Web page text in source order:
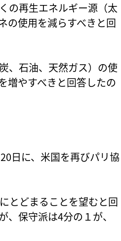
の再生エネルギー源（太
の使用を減らすべきと回
、石油、天然ガス）の使
増やすべきと回答したの
日に、米国を再びパリ協
とどまることを望むと回
保守派は4分の１が、